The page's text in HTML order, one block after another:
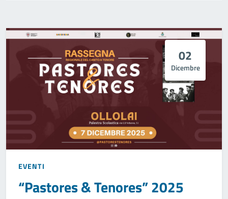
02
Dicembre
EVENTI
“Pastores & Tenores” 2025